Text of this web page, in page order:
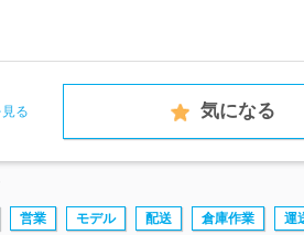
る 気になる
営業 モデル 配送 倉庫作業 運